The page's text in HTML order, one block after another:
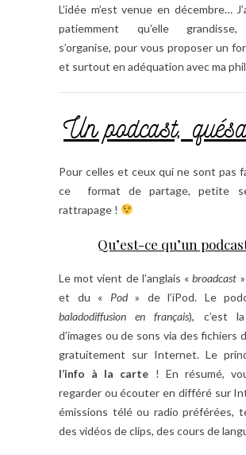
L’idée m’est venue en décembre…
patiemment qu’elle grandisse,
s’organise, pour vous proposer un
et surtout en adéquation avec ma
Un podcast,
Pour celles et ceux qui ne sont pas
ce format de partage, petite
rattrapage !
Qu’est-ce qu’un
Le mot vient de l’anglais «broadcast
et du « Pod» de l’iPod. Le
baladodiffusion en français), c’est
d’images ou de sons via des fichiers
gratuitement sur Internet. Le
l’info à la carte ! En résumé,
regarder ou écouter en différé sur
émissions télé ou radio préférées,
des vidéos de clips, des cours de